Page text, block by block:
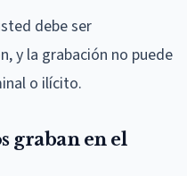
debe ser
y la grabación no puede
o ilícito.
graban en el